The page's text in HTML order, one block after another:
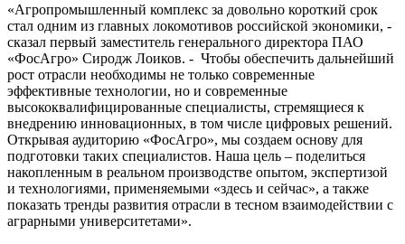
«Агропромышленный комплекс за довольно короткий срок
стал одним из главных локомотивов российской экономики, -
сказал первый заместитель генерального директора ПАО
«ФосАгро» Сиродж Лоиков. - Чтобы обеспечить дальнейший
рост отрасли необходимы не только современные
эффективные технологии, но и современные
высококвалифицированные специалисты, стремящиеся к
внедрению инновационных, в том числе цифровых решений.
Открывая аудиторию «ФосАгро», мы создаем основу для
подготовки таких специалистов. Наша цель – поделиться
накопленным в реальном производстве опытом, экспертизой
и технологиями, применяемыми «здесь и сейчас», а также
показать тренды развития отрасли в тесном взаимодействии с
аграрными университетами».